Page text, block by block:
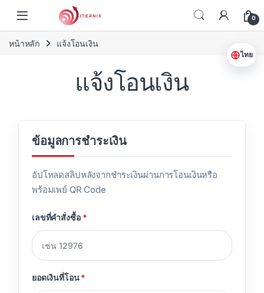
0
หน้าหลัก แจ้งโอนเงิน
แจ้งโอนเงิน
ข้อมูลการชำระเงิน
อัปโหลดสลิปหลังจากชำระเงินผ่านการโอนเงินหรือ
พร้อมเพย์ QR Code
เลขที่คำสั่งซื้อ *
ยอดเงินที่โอน*
ไทย